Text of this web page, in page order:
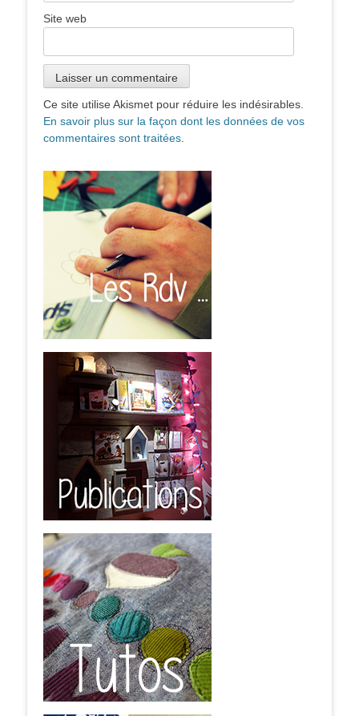
Site web
Ce site utilise Akismet pour réduire les indésirables.
En savoir plus sur la façon dont les données de vos
commentaires sont traitées.